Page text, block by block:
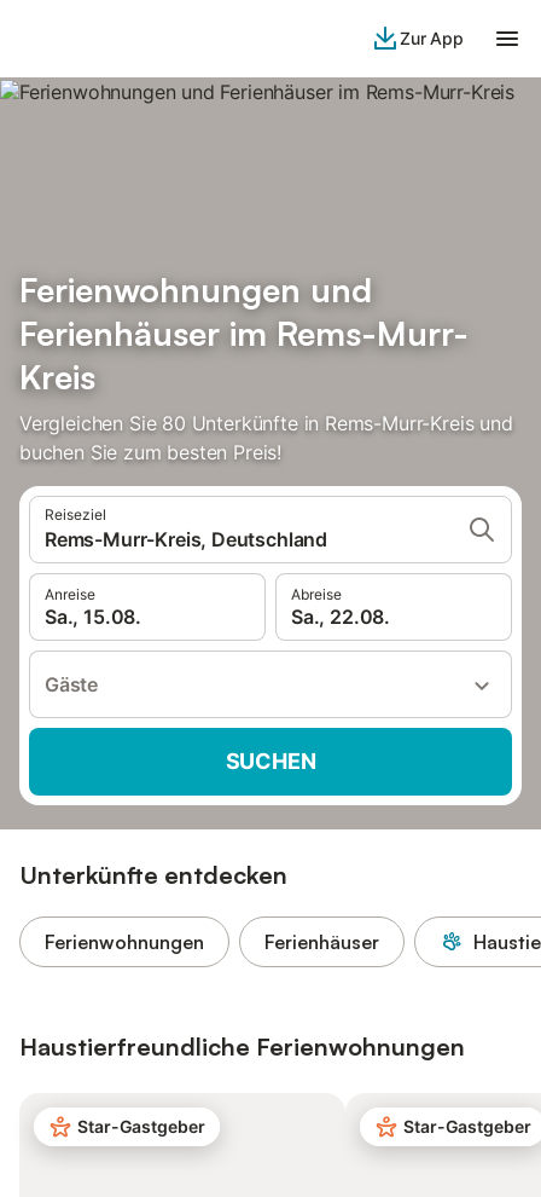
Zur App
Ferienwohnungen und
Ferienhäuser im Rems-Murr-
Kreis
Vergleichen Sie 80 Unterkünfte in Rems-Murr-Kreis und
buchen Sie zum besten Preis!
Reiseziel
Rems-Murr-Kreis, Deutschland
Anreise
Sa., 15.08.
Abreise
Sa., 22.08.
Gäste
SUCHEN
Unterkünfte entdecken
Ferienwohnungen Ferienhäuser
Haustierfreundliche Ferienwohnungen
Star-Gastgeber Star-Gastgeber